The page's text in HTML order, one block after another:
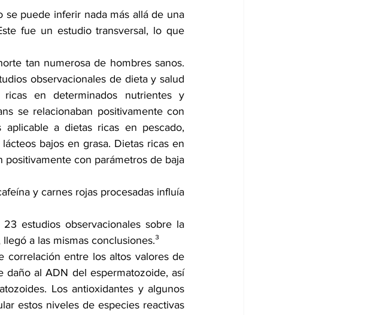
se puede inferir nada más allá de una
fue un estudio transversal, lo que
tan numerosa de hombres sanos.
observacionales de dieta y salud
en determinados nutrientes y
se relacionaban positivamente con
a dietas ricas en pescado,
bajos en grasa. Dietas ricas en
positivamente con parámetros de baja
y carnes rojas procesadas influía
estudios observacionales sobre la
a las mismas conclusiones.³
correlación entre los altos valores de
daño al ADN del espermatozoide, así
Los antioxidantes y algunos
estos niveles de especies reactivas